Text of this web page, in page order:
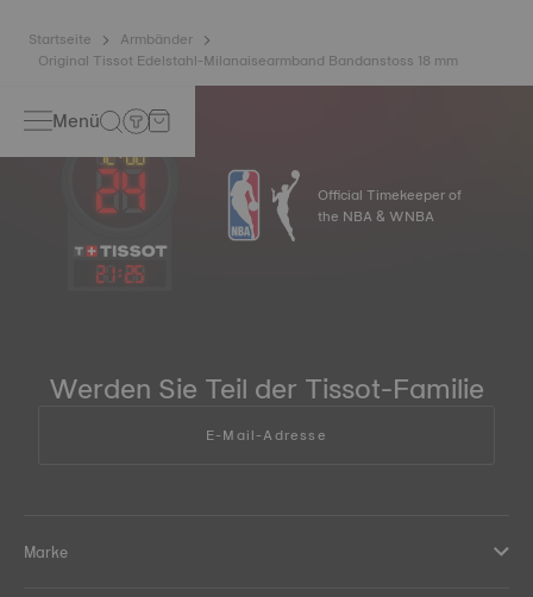
Startseite
Armbänder
Original Tissot Edelstahl-Milanaisearmband Bandanstoss 18 mm
Menü
21:25
Official Timekeeper of
the NBA & WNBA
Werden Sie Teil der Tissot-Familie
E-Mail-Adresse
Marke